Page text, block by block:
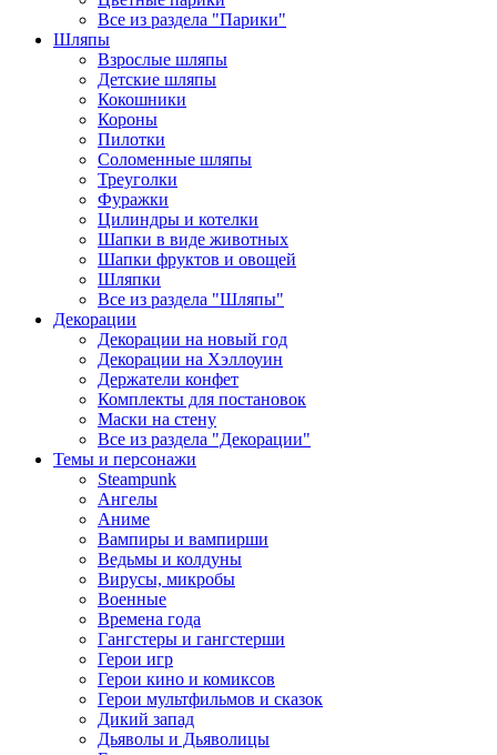
Все из раздела "Парики"
Шляпы
Взрослые шляпы
Детские шляпы
Кокошники
Короны
Пилотки
Соломенные шляпы
Треуголки
Фуражки
Цилиндры и котелки
Шапки в виде животных
Шапки фруктов и овощей
Шляпки
Все из раздела "Шляпы"
Декорации
Декорации на новый год
Декорации на Хэллоуин
Держатели конфет
Комплекты для постановок
Маски на стену
Все из раздела "Декорации"
Темы и персонажи
Steampunk
Ангелы
Аниме
Вампиры и вампирши
Ведьмы и колдуны
Вирусы, микробы
Военные
Времена года
Гангстеры и гангстерши
Герои игр
Герои кино и комиксов
Герои мультфильмов и сказок
Дикий запад
Дьяволы и Дьяволицы